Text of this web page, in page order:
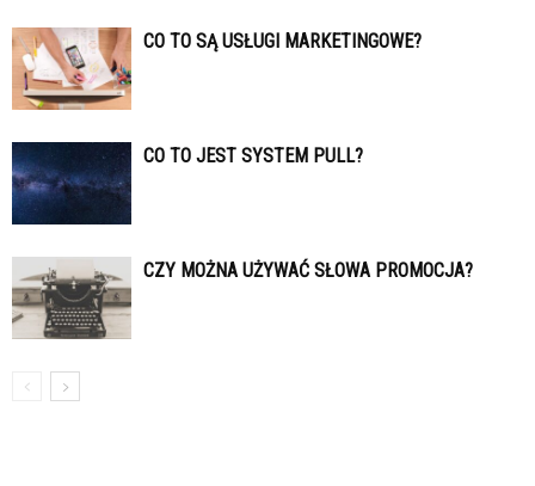
CO TO SĄ USŁUGI MARKETINGOWE?
CO TO JEST SYSTEM PULL?
CZY MOŻNA UŻYWAĆ SŁOWA PROMOCJA?